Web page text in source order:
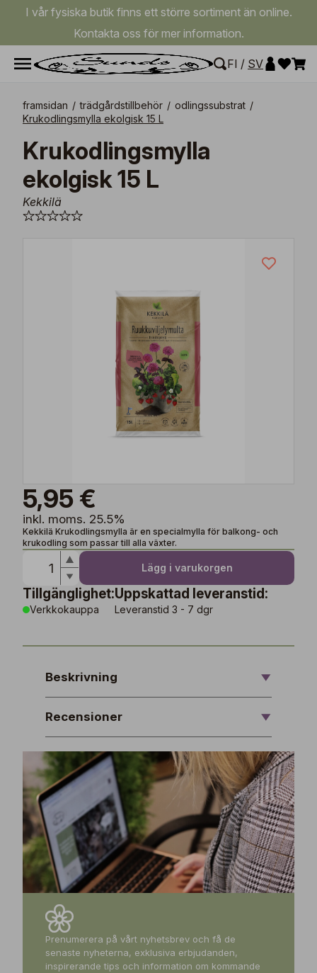
I vår fysiska butik finns ett större sortiment än online.
Kontakta oss för mer information.
FI / SV
framsidan / trädgårdstillbehör / odlingssubstrat /
Krukodlingsmylla ekolgisk 15 L
Krukodlingsmylla
ekolgisk 15 L
Kekkilä
5,95 €
inkl. moms. 25.5%
Kekkilä Krukodlingsmylla är en specialmylla för balkong- och
krukodling som passar till alla växter.
Lägg i varukorgen
Tillgänglighet:
Verkkokauppa
Uppskattad leveranstid:
Leveranstid 3 - 7 dgr
Beskrivning
Recensioner
Prenumerera på vårt nyhetsbrev och få de
senaste nyheterna, exklusiva erbjudanden,
inspirerande tips och information om kommande